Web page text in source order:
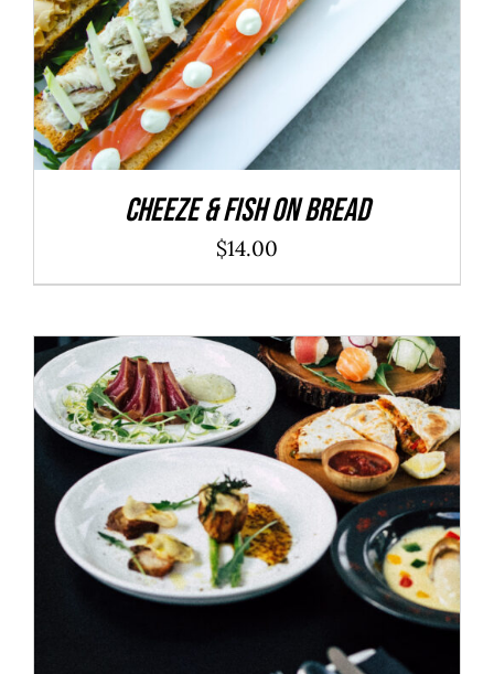
Cheeze & Fish On Bread
$14.00
ADD TO CART / DÉTAILS